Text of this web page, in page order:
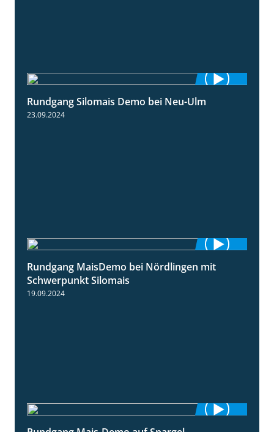
Rundgang Silomais Demo bei Neu-Ulm
23.09.2024
10:51
Rundgang MaisDemo bei Nördlingen mit
Schwerpunkt Silomais
19.09.2024